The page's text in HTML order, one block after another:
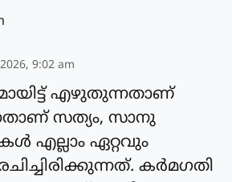
9:02 am
എഴുതുന്നതാണ്
സത്യം, സാനു
എല്ലാം ഏറ്റവും
കർമഗതി